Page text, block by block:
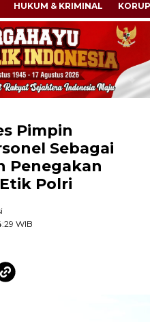
HUKUM & KRIMINAL
Pimpin
Sebagai
Penegakan
Polri
WIB